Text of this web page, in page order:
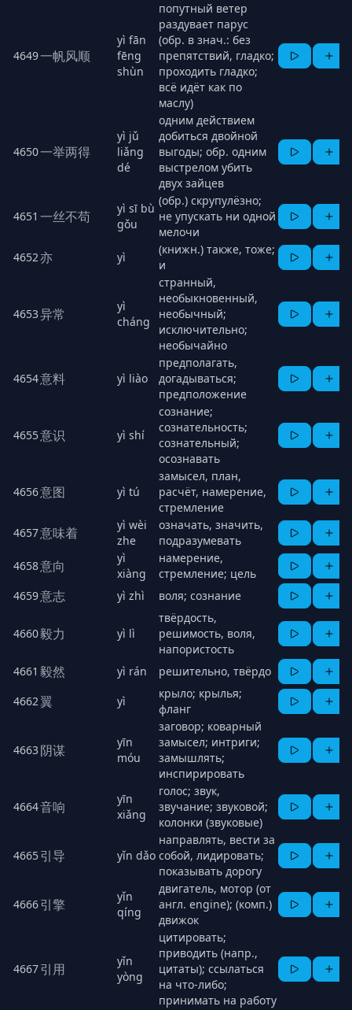
4649一帆风顺
yì fān
fēng
shùn
попутный ветер
раздувает парус
(обр. в знач.: без
препятствий, гладко;
проходить гладко;
всё идёт как по
маслу)
4650一举两得
yì jǔ
liǎng
dé
одним действием
добиться двойной
выгоды; обр. одним
выстрелом убить
двух зайцев
4651 一丝不苟
yì sī bù
gǒu
(обр.) скрупулёзно;
не упускать ни одной
мелочи
4652亦 yì
(книжн.) также, тоже;
и
4653异常
yì
cháng
странный,
необыкновенный,
необычный;
исключительно;
необычайно
4654意料 yì liào
предполагать,
догадываться;
предположение
4655意识 yì shí
сознание;
сознательность;
сознательный;
осознавать
4656意图 yì tú
замысел, план,
расчёт, намерение,
стремление
4657意味着
yì wèi
zhe
означать, значить,
подразумевать
4658意向
yì
xiàng
намерение,
стремление; цель
4659意志 yì zhì воля; сознание
4660毅力 yì lì
твёрдость,
решимость, воля,
напористость
4661 毅然 yì rán
решительно, твёрдо
4662翼 yì
крыло; крылья;
фланг
4663阴谋
yīn
móu
заговор; коварный
замысел; интриги;
замышлять;
инспирировать
4664音响
yīn
xiǎng
голос; звук,
звучание; звуковой;
колонки (звуковые)
4665引导 yǐn dǎo
направлять, вести за
собой, лидировать;
показывать дорогу
4666引擎
yǐn
qíng
двигатель, мотор (от
англ. engine); (комп.)
движок
4667引用
yǐn
yòng
цитировать;
приводить (напр.,
цитаты); ссылаться
на что-либо;
принимать на работу